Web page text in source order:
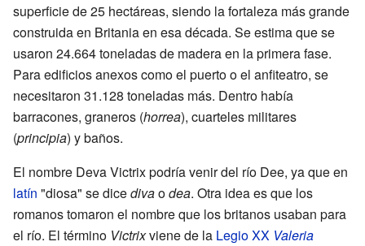
superficie de 25 hectáreas, siendo la fortaleza más grande
construida en Britania en esa década. Se estima que se
usaron 24.664 toneladas de madera en la primera fase.
Para edificios anexos como el puerto o el anfiteatro, se
necesitaron 31.128 toneladas más. Dentro había
barracones, graneros (horrea), cuarteles militares
(principia) y baños.
El nombre Deva Victrix podría venir del río Dee, ya que en
latín "diosa" se dicedivaodea. Otra idea es que los
romanos tomaron el nombre que los britanos usaban para
el río. El término Victrixviene de la Legio XX Valeria